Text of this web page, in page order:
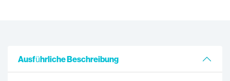
Ausführliche Beschreibung